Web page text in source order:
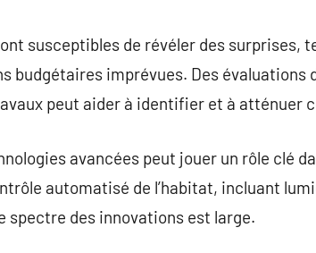
susceptibles de révéler des surprises,
budgétaires imprévues. Des
peut aider à identifier et à atténuer
avancées peut jouer un rôle clé
automatisé de l’habitat, incluant
spectre des innovations est large.